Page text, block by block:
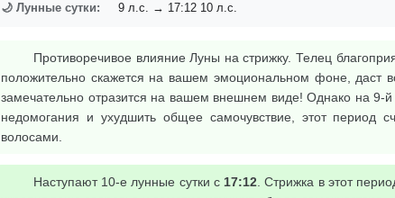
🌙 Лунные сутки:
9 л.с. → 17:12 10 л.с.
Противоречивое влияние Луны на стрижку. Телец
положительно скажется на вашем эмоциональном фоне, даст
замечательно отразится на вашем внешнем виде! Однако на 9-
недомогания и ухудшить общее самочувствие, этот период
волосами.
Наступают 10-е лунные сутки с 17:12 . Стрижка в этот